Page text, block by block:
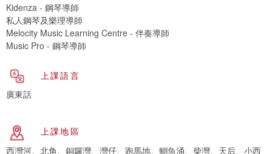
Kidenza - 鋼琴導師
私人鋼琴及樂理導師
Melocity Music Learning Centre - 伴奏導師
Music Pro - 鋼琴導師
上課語言
廣東話
上課地區
西灣河、北角、銅鑼灣、灣仔、跑馬地、鰂魚涌、柴灣、天后、小西